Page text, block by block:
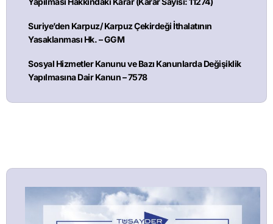
Suriye’den Karpuz/ Karpuz Çekirdeği İthalatının
Yasaklanması Hk. – GGM
Sosyal Hizmetler Kanunu ve Bazı Kanunlarda Değişiklik
Yapılmasına Dair Kanun – 7578